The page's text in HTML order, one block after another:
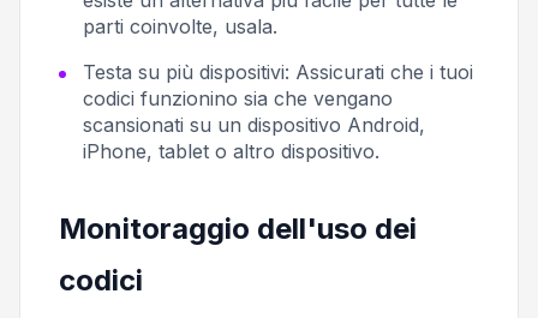
parti coinvolte, usala.
Testa su più dispositivi: Assicurati che i tuoi
codici funzionino sia che vengano
scansionati su un dispositivo Android,
iPhone, tablet o altro dispositivo.
Monitoraggio dell'uso dei
codici